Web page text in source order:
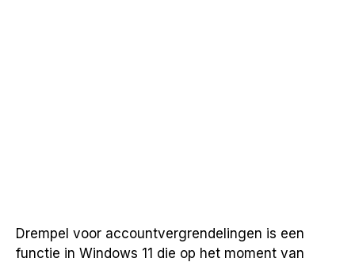
Drempel voor accountvergrendelingen is een
functie in Windows 11 die op het moment van